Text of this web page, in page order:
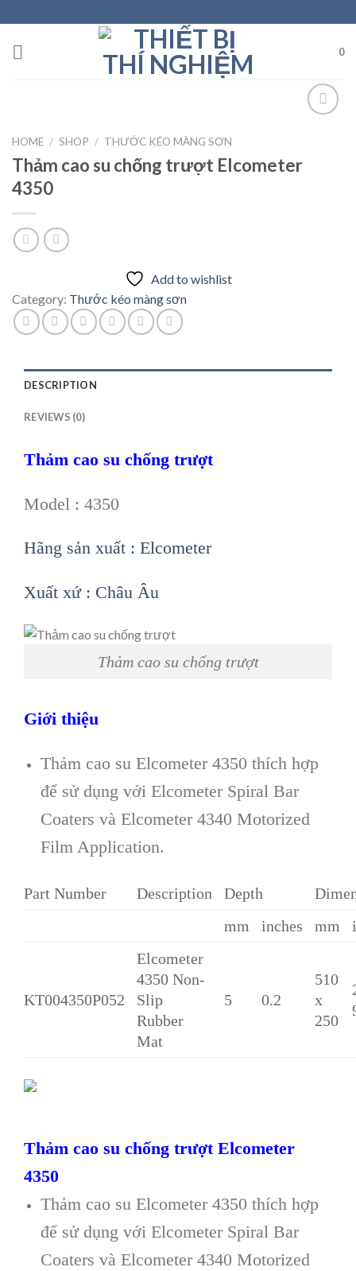
to
content
0
wishlist
HOME / SHOP / THƯỚC KÉO MÀNG SƠN
Thảm cao su chống trượt Elcometer
4350
Add to wishlist
Category: Thước kéo màng sơn
DESCRIPTION
REVIEWS (0)
Thảm cao su chống trượt
Model : 4350
Hãng sản xuất : Elcometer
Xuất xứ : Châu Âu
Thảm cao su chống trượt
Giới thiệu
Thảm cao su Elcometer 4350 thích hợp
để sử dụng với Elcometer Spiral Bar
Coaters và Elcometer 4340 Motorized
Film Application.
Part Number Description Depth
mm
inches mm
KT004350P052
Elcometer
4350 Non-
Slip
Rubber
Mat
5 0.2
510
x
250
Thảm cao su chống trượt Elcometer
4350
Thảm cao su Elcometer 4350 thích hợp
để sử dụng với Elcometer Spiral Bar
Coaters và Elcometer 4340 Motorized